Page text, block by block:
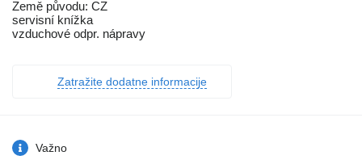
Země původu: CZ
servisní knížka
vzduchové odpr. nápravy
Zatražite dodatne informacije
Važno